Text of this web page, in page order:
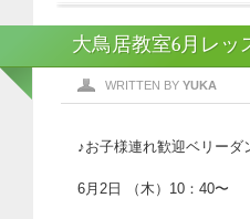
大鳥居教室6月レッ
WRITTEN BY YUKA
♪お子様連れ歓迎ベリーダ
6月2日 （木）10：40〜